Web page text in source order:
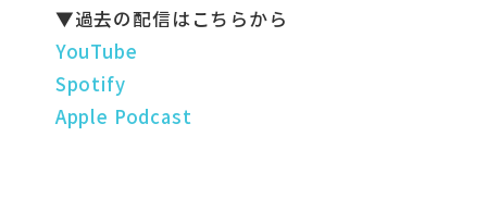
▼過去の配信はこちらから
YouTube
Spotify
Apple Podcast